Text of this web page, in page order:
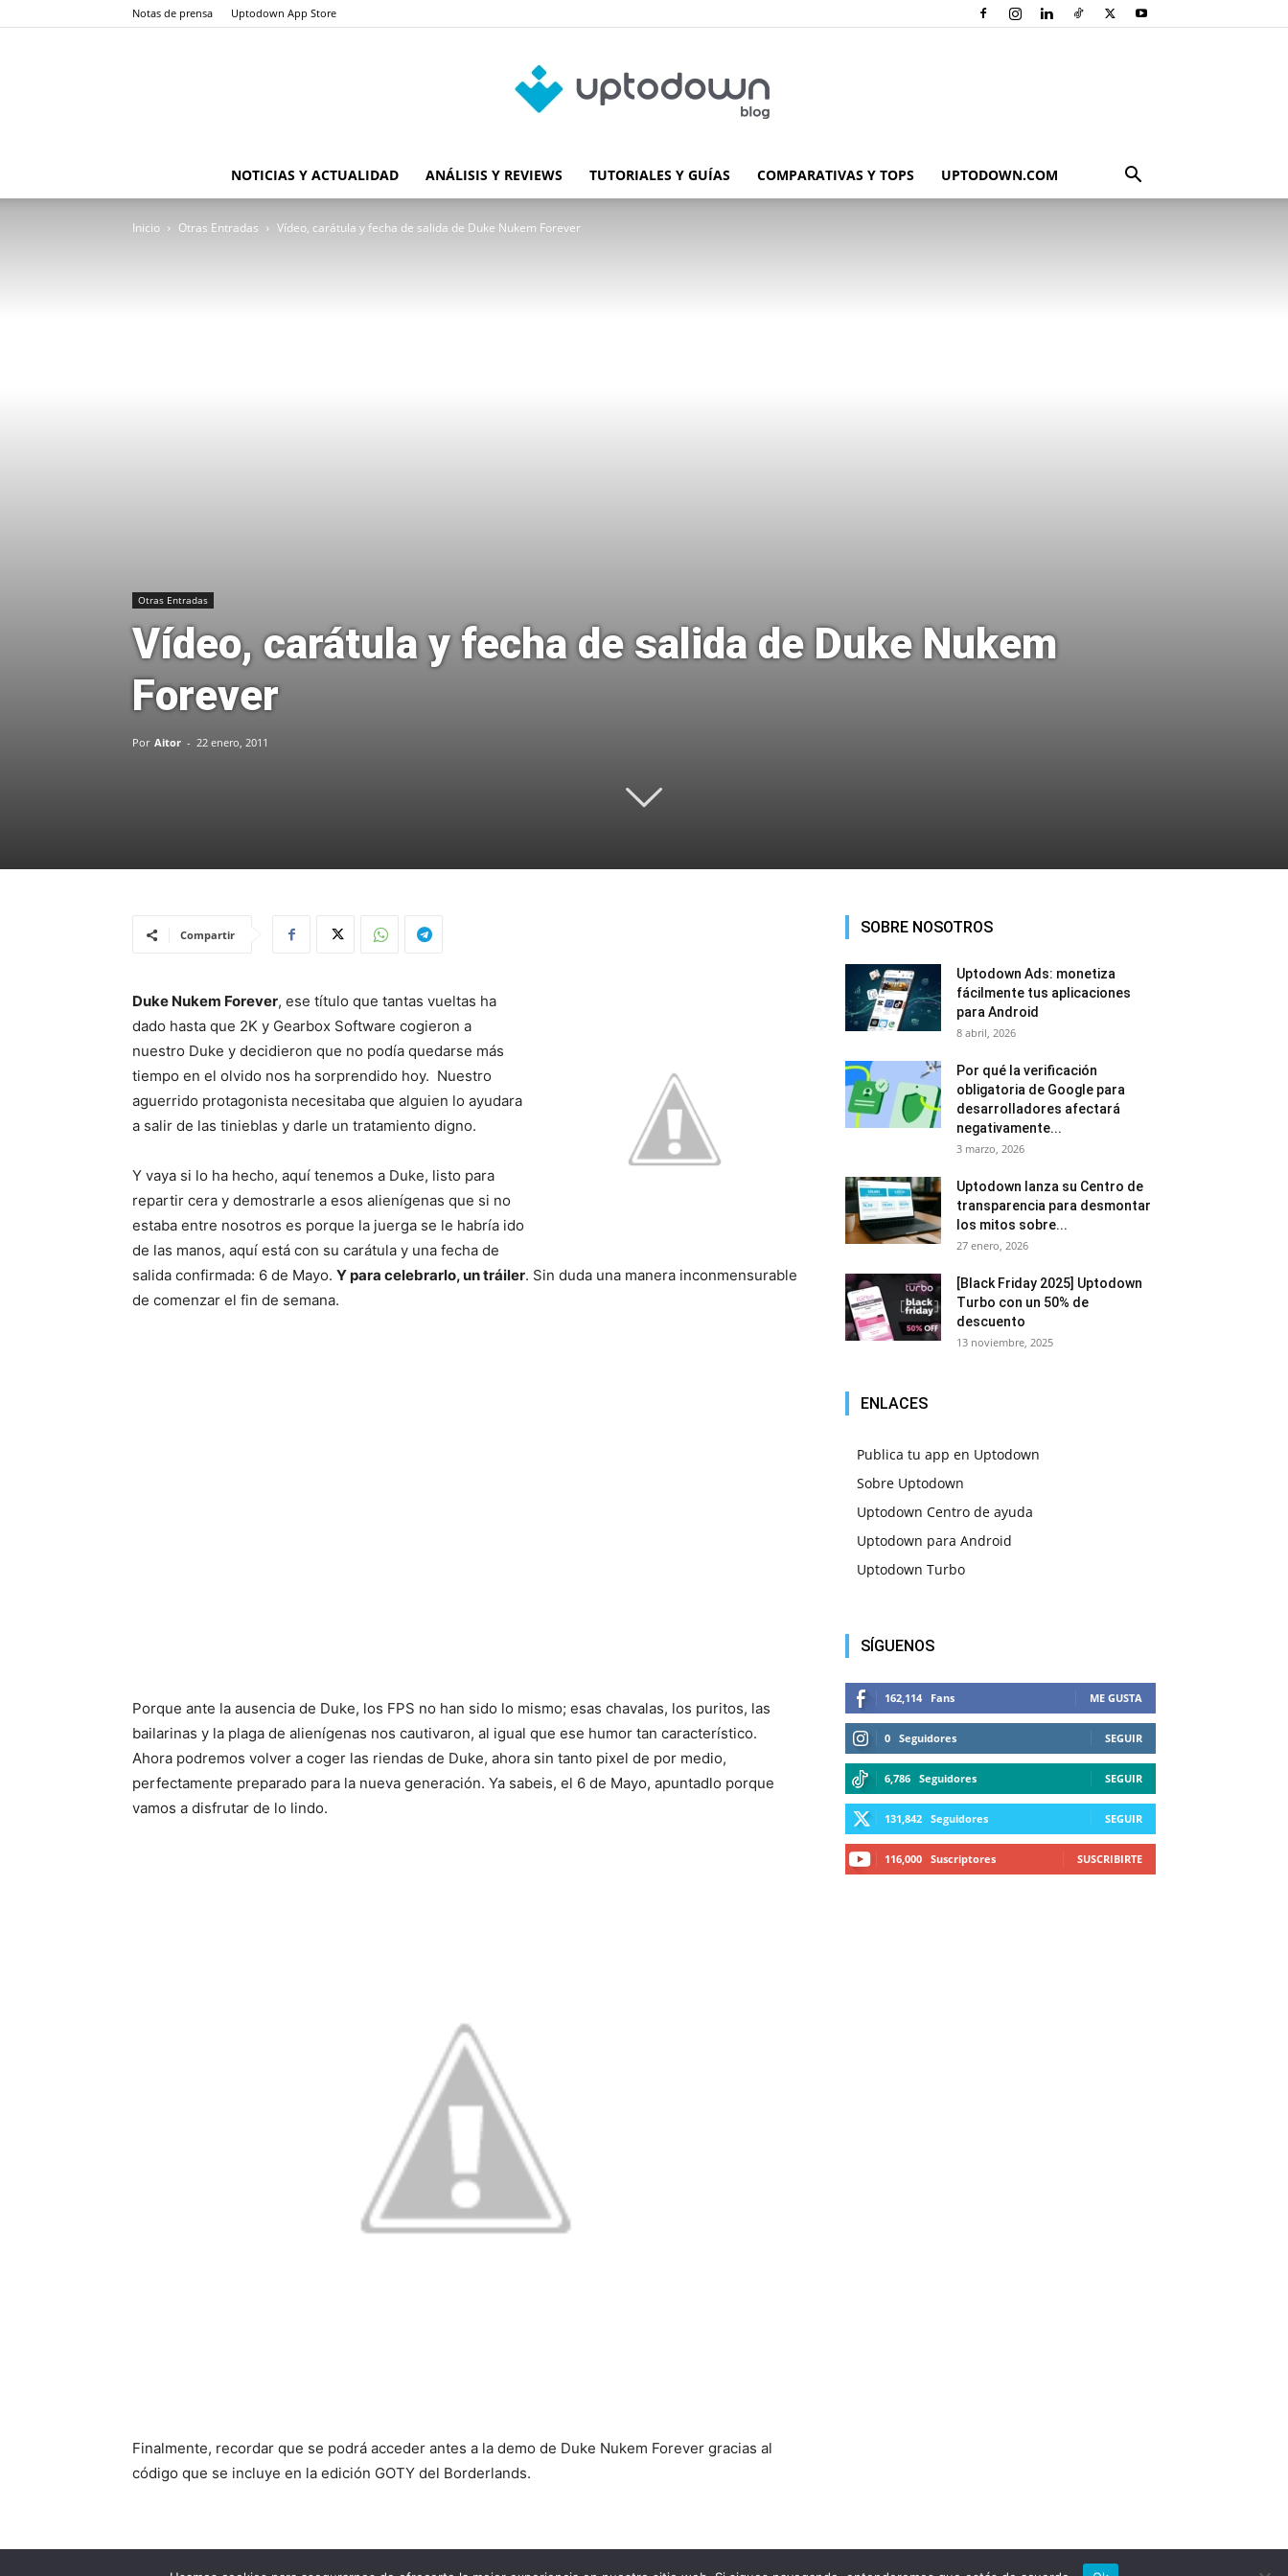
Notas de prensa Uptodown App Store
Blog
NOTICIAS Y ACTUALIDAD ANÁLISIS Y REVIEWS TUTORIALES Y GUÍAS COMPARATIVAS Y TOPS UPTODOWN.COM
Inicio Otras Entradas Vídeo, carátula y fecha de salida de Duke Nukem Forever
Otras Entradas
Vídeo, carátula y fecha de salida de Duke Nukem
Forever
Por Aitor - 22 enero, 2011
Compartir
Duke Nukem Forever, ese título que tantas vueltas ha
dado hasta que 2K y Gearbox Software cogieron a
nuestro Duke y decidieron que no podía quedarse más
tiempo en el olvido nos ha sorprendido hoy. Nuestro
aguerrido protagonista necesitaba que alguien lo ayudara
a salir de las tinieblas y darle un tratamiento digno.
Y vaya si lo ha hecho, aquí tenemos a Duke, listo para
repartir cera y demostrarle a esos alienígenas que si no
estaba entre nosotros es porque la juerga se le habría ido
de las manos, aquí está con su carátula y una fecha de
salida confirmada: 6 de Mayo. Y para celebrarlo, un tráiler. Sin duda una manera inconmensurable
de comenzar el fin de semana.
Porque ante la ausencia de Duke, los FPS no han sido lo mismo; esas chavalas, los puritos, las
bailarinas y la plaga de alienígenas nos cautivaron, al igual que ese humor tan característico.
Ahora podremos volver a coger las riendas de Duke, ahora sin tanto pixel de por medio,
perfectamente preparado para la nueva generación. Ya sabeis, el 6 de Mayo, apuntadlo porque
vamos a disfrutar de lo lindo.
Finalmente, recordar que se podrá acceder antes a la demo de Duke Nukem Forever gracias al
código que se incluye en la edición GOTY del Borderlands.
SOBRE NOSOTROS
Uptodown Ads: monetiza
fácilmente tus aplicaciones
para Android
8 abril, 2026
Por qué la verificación
obligatoria de Google para
desarrolladores afectará
negativamente...
3 marzo, 2026
Uptodown lanza su Centro de
transparencia para desmontar
los mitos sobre...
27 enero, 2026
[Black Friday 2025] Uptodown
Turbo con un 50% de
descuento
13 noviembre, 2025
ENLACES
Publica tu app en Uptodown
Sobre Uptodown
Uptodown Centro de ayuda
Uptodown para Android
Uptodown Turbo
SÍGUENOS
162,114 Fans ME GUSTA
0 Seguidores SEGUIR
6,786 Seguidores SEGUIR
131,842 Seguidores SEGUIR
116,000 Suscriptores SUSCRIBIRTE